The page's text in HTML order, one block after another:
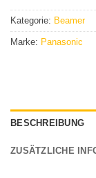
Kategorie: Beamer
Marke: Panasonic
BESCHREIBUNG
ZUSÄTZLICHE